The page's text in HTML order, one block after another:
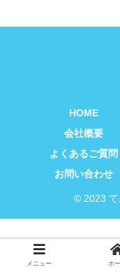
HOME
会社概要
よくあるご質問
お問い合わせ
© 2023 て
メニュー ホ